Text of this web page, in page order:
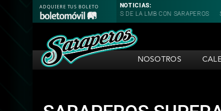
NOTICIAS:
DE PONCHES DE LA LMB CON SARAPEROS
SARAPEROS CAE
NOSOTROS